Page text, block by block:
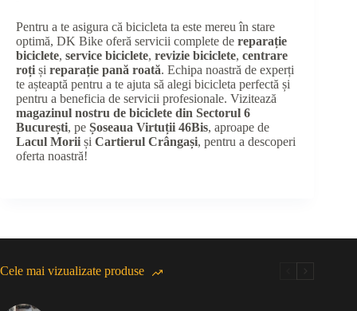
Pentru a te asigura că bicicleta ta este mereu în stare
optimă, DK Bike oferă servicii complete de reparație
biciclete, service biciclete, revizie biciclete, centrare
roți și reparație pană roată. Echipa noastră de experți
te așteaptă pentru a te ajuta să alegi bicicleta perfectă și
pentru a beneficia de servicii profesionale. Vizitează
magazinul nostru de biciclete din Sectorul 6
București, pe Șoseaua Virtuții 46Bis, aproape de
Lacul Morii și Cartierul Crângași, pentru a descoperi
oferta noastră!
Cele mai vizualizate produse